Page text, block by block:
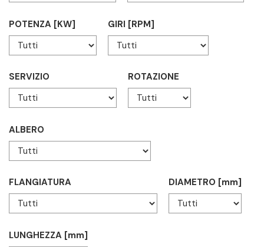
POTENZA [KW] GIRI [RPM]
SERVIZIO ROTAZIONE
ALBERO
FLANGIATURA DIAMETRO [mm]
LUNGHEZZA [mm]